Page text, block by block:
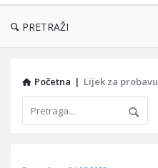
PRETRAŽI
Početna | Lijek za probavu